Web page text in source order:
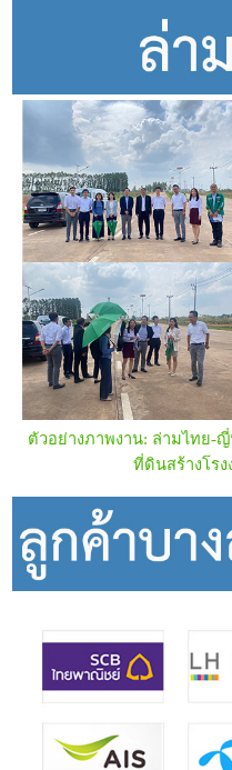
ตัวอย่างภาพงาน: ล่ามไทย-
ที่ดินสร้างโรง